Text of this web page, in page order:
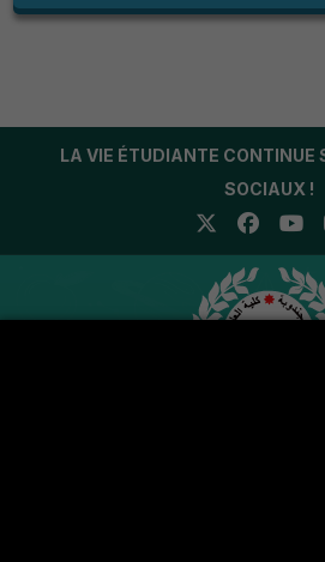
LA VIE ÉTUDIANTE CONTINUE
SOCIAUX !